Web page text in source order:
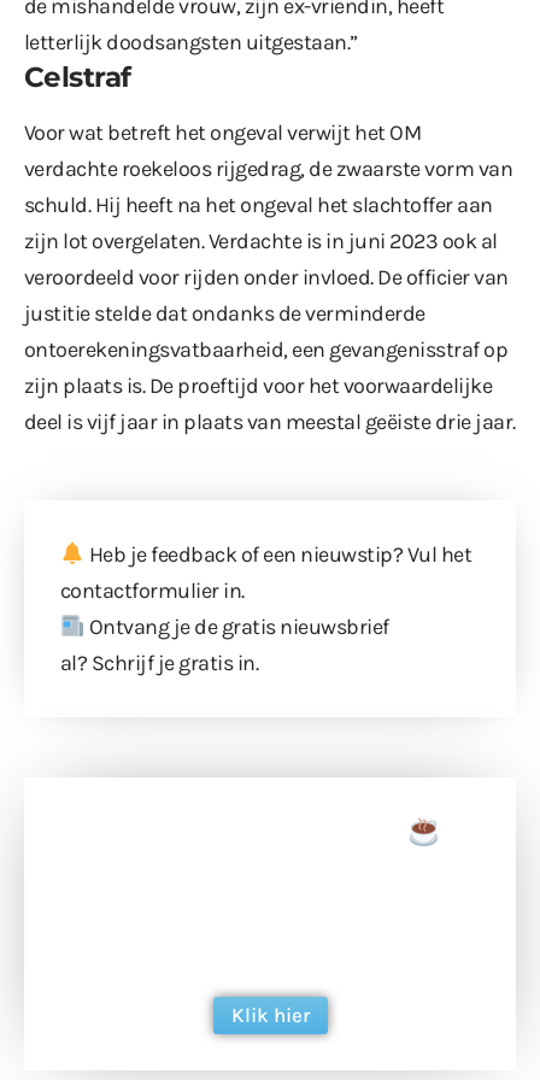
de mishandelde vrouw, zijn ex-vriendin, heeft
letterlijk doodsangsten uitgestaan.”
Celstraf
Voor wat betreft het ongeval verwijt het OM
verdachte roekeloos rijgedrag, de zwaarste vorm van
schuld. Hij heeft na het ongeval het slachtoffer aan
zijn lot overgelaten. Verdachte is in juni 2023 ook al
veroordeeld voor rijden onder invloed. De officier van
justitie stelde dat ondanks de verminderde
ontoerekeningsvatbaarheid, een gevangenisstraf op
zijn plaats is. De proeftijd voor het voorwaardelijke
deel is vijf jaar in plaats van meestal geëiste drie jaar.
Heb je feedback of een nieuwstip? Vul het
contactformulierin.
Ontvang je de gratis nieuwsbrief
al? Schrijf je gratis in.
Klik hier